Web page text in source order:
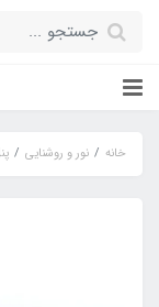
خانه نور و روشنایی